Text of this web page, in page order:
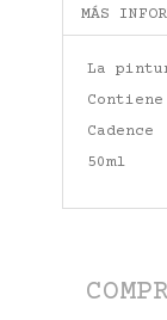
MÁS
La
Cadence
50ml